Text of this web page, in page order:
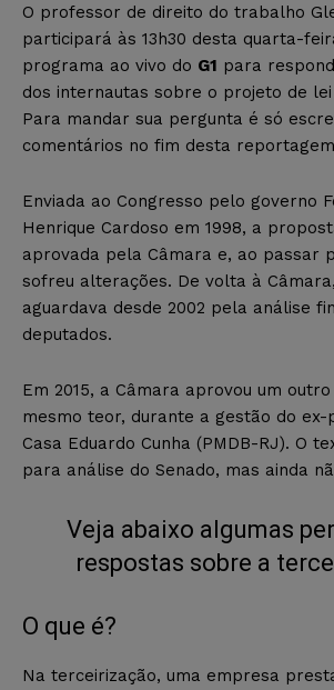
O professor de direito do trabalho
participará às 13h30 desta quarta-
programa ao vivo do G1 para
dos internautas sobre o projeto de
Para mandar sua pergunta é só
comentários no fim desta
Enviada ao Congresso pelo governo
Henrique Cardoso em 1998, a
aprovada pela Câmara e, ao passar
sofreu alterações. De volta à
aguardava desde 2002 pela análise
deputados.
Em 2015, a Câmara aprovou um
mesmo teor, durante a gestão do ex-
Casa Eduardo Cunha (PMDB-RJ). O
para análise do Senado, mas ainda
Veja abaixo algumas
respostas sobre a
O que é?
Na terceirização, uma empresa